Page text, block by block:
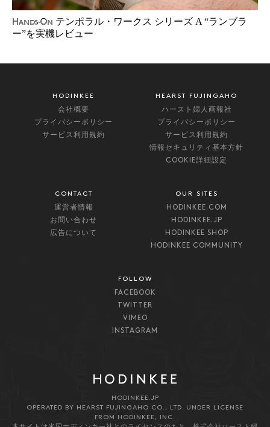
Hands-On テンポラル・ワークス シリーズ A “ランブラ
ー”を実機レビュー
HODINKEE
会社概要
プライバシーポリシー
サービス利用規約
HEARST FUJINGAHO
ハースト婦人画報社
プライバシーポリシー
サービス利用規約
情報セキュリティ基本方針
COOKIE詳細設定
CONTACT
運営者情報
お問い合わせ
広告について
OUR SITES
HODINKEE.COM
HODINKEE.JP
HODINKEE SHOP
HODINKEE COMMUNITY
FOLLOW
FACEBOOK
TWITTER
VIMEO
INSTAGRAM
HODINKEE.JP
OPERATED BY HEARST FUJINGAHO CO., LTD. UNDER LICENSE
FROM HODINKEE, INC.